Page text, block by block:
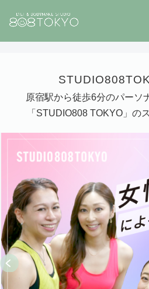
原宿駅から徒歩6分のパーソ
「STUDIO808 TOKYO」の